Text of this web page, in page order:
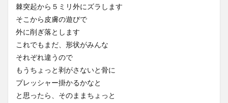
棘突起から５ミリ外にズラします
そこから皮膚の遊びで
外に削ぎ落とします
これでもまだ、形状がみんな
それぞれ違うので
もうちょっと剥がさないと骨に
プレッシャー掛かるかなと
と思ったら、そのままちょっと